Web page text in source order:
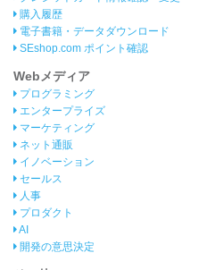
購入履歴
電子書籍・データダウンロード
SEshop.com ポイント確認
Webメディア
プログラミング
エンタープライズ
マーケティング
ネット通販
イノベーション
セールス
人事
プロダクト
AI
開発の意思決定